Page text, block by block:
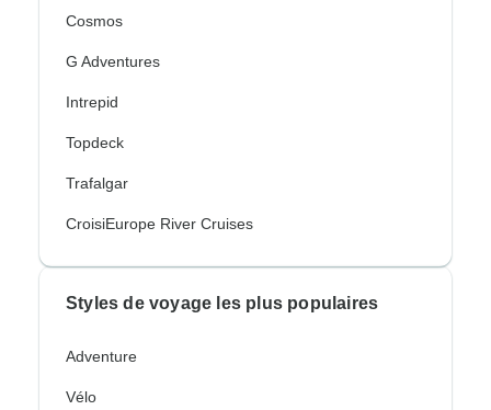
Cosmos
G Adventures
Intrepid
Topdeck
Trafalgar
CroisiEurope River Cruises
Styles de voyage les plus populaires
Adventure
Vélo